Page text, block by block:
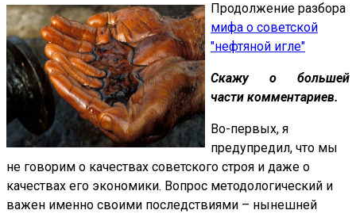
Продолжение разбора
мифа о советской
"нефтяной игле"
Скажу о большей
части комментариев.
Во-первых, я
предупредил, что мы
не говорим о качествах советского строя и даже о
качествах его экономики. Вопрос методологический и
важен именно своими последствиями – нынешней